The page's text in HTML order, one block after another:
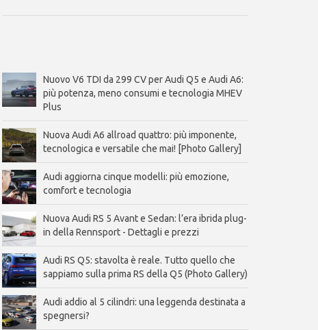
Nuovo V6 TDI da 299 CV per Audi Q5 e Audi A6:
più potenza, meno consumi e tecnologia MHEV
Plus
Nuova Audi A6 allroad quattro: più imponente,
tecnologica e versatile che mai! [Photo Gallery]
Audi aggiorna cinque modelli: più emozione,
comfort e tecnologia
Nuova Audi RS 5 Avant e Sedan: l’era ibrida plug-
in della Rennsport - Dettagli e prezzi
Audi RS Q5: stavolta è reale. Tutto quello che
sappiamo sulla prima RS della Q5 (Photo Gallery)
Audi addio al 5 cilindri: una leggenda destinata a
spegnersi?